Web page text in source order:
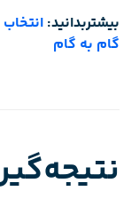
بیشتربدانید:
گام به گام